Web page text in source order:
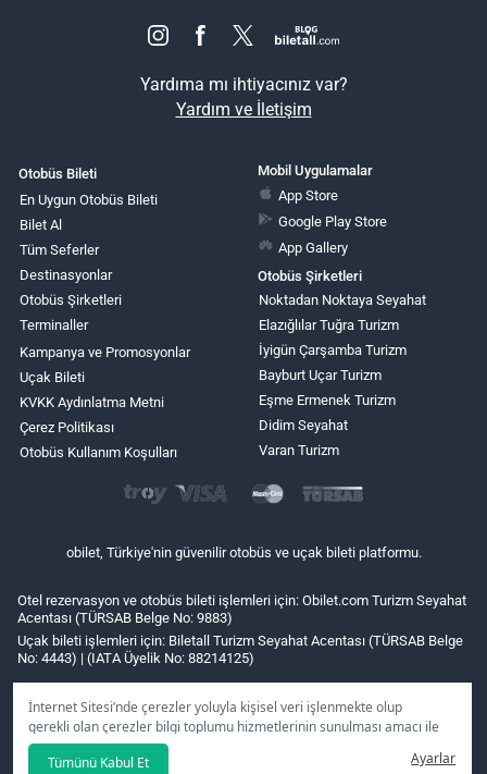
İnternet Sitesi’nde çerezler yoluyla kişisel veri işlenmekte olup
gerekli olan çerezler bilgi toplumu hizmetlerinin sunulması amacı ile
kullanılmaktadır. Tercihleriniz doğrultusunda size özel
kişiselleştirilmiş çerezleri ve özel kampanyaları
seçeneğine
Tümünü Kabul Et Ayarlar
Yardıma mı ihtiyacınız var?
Yardım ve İletişim
Otobüs Bileti
En Uygun Otobüs Bileti
Bilet Al
Tüm Seferler
Destinasyonlar
Otobüs Şirketleri
Terminaller
Kampanya ve Promosyonlar
Uçak Bileti
KVKK Aydınlatma Metni
Çerez Politikası
Otobüs Kullanım Koşulları
Mobil Uygulamalar
App Store
Google Play Store
App Gallery
Otobüs Şirketleri
Noktadan Noktaya Seyahat
Elazığlılar Tuğra Turizm
İyigün Çarşamba Turizm
Bayburt Uçar Turizm
Eşme Ermenek Turizm
Didim Seyahat
Varan Turizm
obilet, Türkiye'nin güvenilir otobüs ve uçak bileti platformu.
Otel rezervasyon ve otobüs bileti işlemleri için: Obilet.com Turizm Seyahat
Acentası (TÜRSAB Belge No: 9883)
Uçak bileti işlemleri için: Biletall Turizm Seyahat Acentası (TÜRSAB Belge
No: 4443) | (IATA Üyelik No: 88214125)